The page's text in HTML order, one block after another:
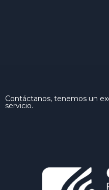
Contáctanos, tenemos un
servicio.